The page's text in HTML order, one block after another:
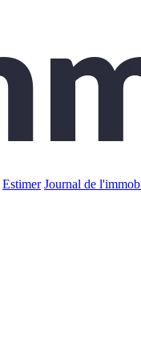
Estimer Journal de